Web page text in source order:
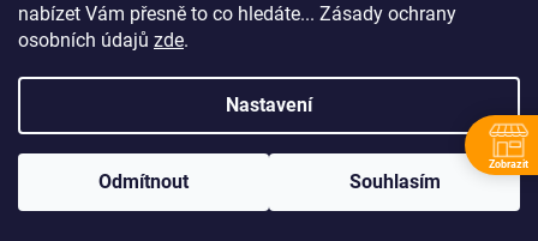
nabízet Vám přesně to co hledáte... Zásady ochrany
osobních údajů zde.
Nastavení
Odmítnout Souhlasím
NEXT-G OVAL 27
DETAIL
Zobrazit